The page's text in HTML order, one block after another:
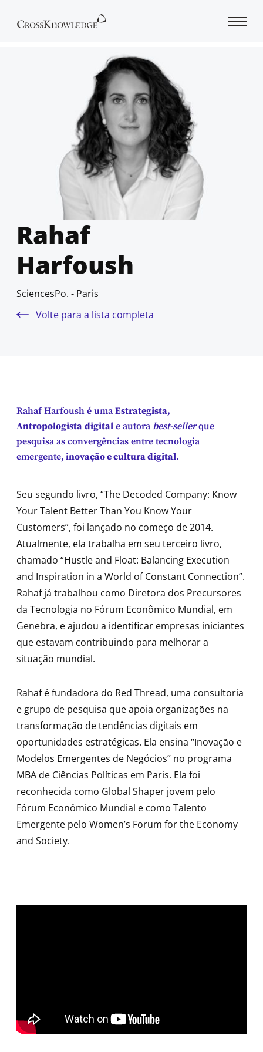
Rahaf
Harfoush
SciencesPo. - Paris
Volte para a lista completa
Rahaf Harfoush é uma Estrategista,
Antropologista digital e autora best-sellerque
pesquisa as convergências entre tecnologia
emergente, inovação e cultura digital.
Seu segundo livro, “The Decoded Company: Know
Your Talent Better Than You Know Your
Customers”, foi lançado no começo de 2014.
Atualmente, ela trabalha em seu terceiro livro,
chamado “Hustle and Float: Balancing Execution
and Inspiration in a World of Constant Connection”.
Rahaf já trabalhou como Diretora dos Precursores
da Tecnologia no Fórum Econômico Mundial, em
Genebra, e ajudou a identificar empresas iniciantes
que estavam contribuindo para melhorar a
situação mundial.
Rahaf é fundadora do Red Thread, uma consultoria
e grupo de pesquisa que apoia organizações na
transformação de tendências digitais em
oportunidades estratégicas. Ela ensina “Inovação e
Modelos Emergentes de Negócios” no programa
MBA de Ciências Políticas em Paris. Ela foi
reconhecida como Global Shaper jovem pelo
Fórum Econômico Mundial e como Talento
Emergente pelo Women’s Forum for the Economy
and Society.